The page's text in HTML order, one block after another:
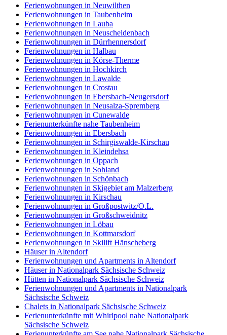
Ferienwohnungen in Neuwilthen
Ferienwohnungen in Taubenheim
Ferienwohnungen in Lauba
Ferienwohnungen in Neuscheidenbach
Ferienwohnungen in Dürrhennersdorf
Ferienwohnungen in Halbau
Ferienwohnungen in Körse-Therme
Ferienwohnungen in Hochkirch
Ferienwohnungen in Lawalde
Ferienwohnungen in Crostau
Ferienwohnungen in Ebersbach-Neugersdorf
Ferienwohnungen in Neusalza-Spremberg
Ferienwohnungen in Cunewalde
Ferienunterkünfte nahe Taubenheim
Ferienwohnungen in Ebersbach
Ferienwohnungen in Schirgiswalde-Kirschau
Ferienwohnungen in Kleindehsa
Ferienwohnungen in Oppach
Ferienwohnungen in Sohland
Ferienwohnungen in Schönbach
Ferienwohnungen in Skigebiet am Malzerberg
Ferienwohnungen in Kirschau
Ferienwohnungen in Großpostwitz/O.L.
Ferienwohnungen in Großschweidnitz
Ferienwohnungen in Löbau
Ferienwohnungen in Kottmarsdorf
Ferienwohnungen in Skilift Hänscheberg
Häuser in Altendorf
Ferienwohnungen und Apartments in Altendorf
Häuser in Nationalpark Sächsische Schweiz
Hütten in Nationalpark Sächsische Schweiz
Ferienwohnungen und Apartments in Nationalpark
Sächsische Schweiz
Chalets in Nationalpark Sächsische Schweiz
Ferienunterkünfte mit Whirlpool nahe Nationalpark
Sächsische Schweiz